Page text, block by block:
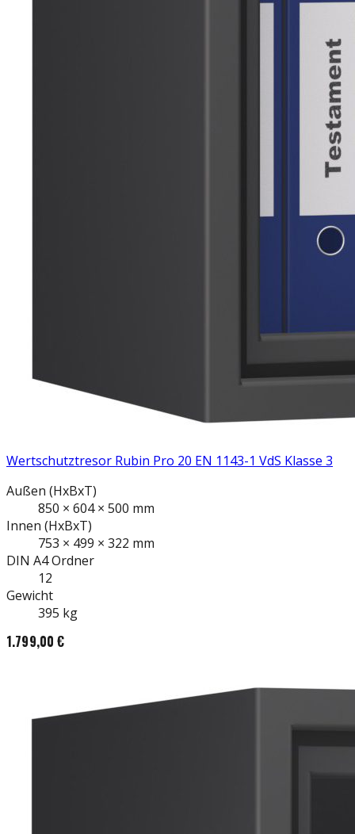
Wertschutztresor Rubin Pro 20 EN 1143-1 VdS Klasse 3
Außen (HxBxT)
850 × 604× 500 mm
Innen (HxBxT)
753 × 499 × 322 mm
DIN A4Ordner
12
Gewicht
395 kg
1.799,00 €